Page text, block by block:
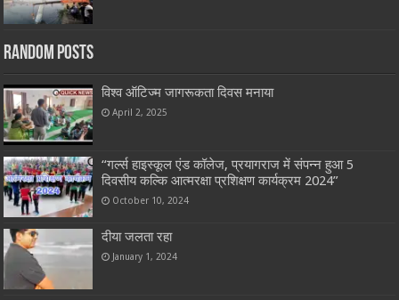
Random Posts
विश्व ऑटिज्म जागरूकता दिवस मनाया
April 2, 2025
“गर्ल्स हाइस्कूल एंड कॉलेज, प्रयागराज में संपन्न हुआ 5
दिवसीय कल्कि आत्मरक्षा प्रशिक्षण कार्यक्रम 2024”
October 10, 2024
दीया जलता रहा
January 1, 2024